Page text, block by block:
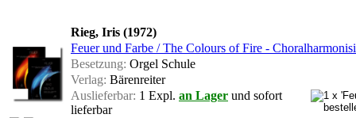
Rieg, Iris (1972)
Feuer und Farbe / The Colours of Fire -
Besetzung: Orgel Schule
Verlag: Bärenreiter
Auslieferbar: 1 Expl. an Lager und sofort
lieferbar